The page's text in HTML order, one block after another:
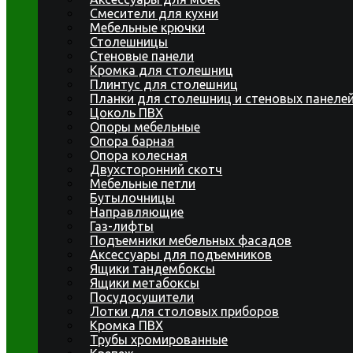
Смесители для кухни
Мебельные крючки
Столешницы
Стеновые панели
Кромка для столешниц
Плинтус для столешниц
Планки для столешниц и стеновых
Цоколь ПВХ
Опоры мебельные
Опора барная
Опора колесная
Двухсторонний скотч
Мебельные петли
Бутылочницы
Направляющие
Газ-лифты
Подъемники мебельных фасадов
Аксессуары для подъемников
Ящики тандембоксы
Ящики метабоксы
Посудосушители
Лотки для столовых приборов
Кромка ПВХ
Трубы хромированные